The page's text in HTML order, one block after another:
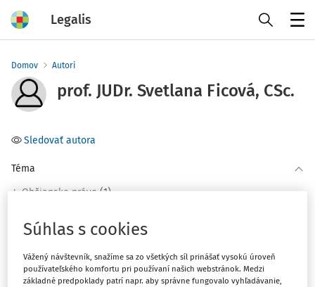
Legalis
Domov Autori
prof. JUDr. Svetlana Ficová, CSc.
Sledovať autora
Téma
Občianske právo (1)
Filter
Počet vyhľadaných dokumentov:2
Súhlas s cookies
Vážený návštevník, snažíme sa zo všetkých síl prinášať vysokú úroveň
používateľského komfortu pri používaní našich webstránok. Medzi
základné predpoklady patrí napr. aby správne fungovalo vyhľadávanie,